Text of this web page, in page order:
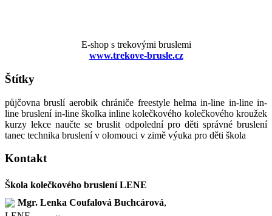
E-shop s trekovými bruslemi
www.trekove-brusle.cz
Štítky
půjčovna bruslí aerobik chrániče freestyle helma in-line in-line in-
line bruslení in-line školka inline kolečkového kolečkového kroužek
kurzy lekce naučte se bruslit odpolední pro děti správné bruslení
tanec technika bruslení v olomouci v zimě výuka pro děti škola
Kontakt
Škola kolečkového bruslení LENE
Mgr. Lenka Coufalová Buchcárová,